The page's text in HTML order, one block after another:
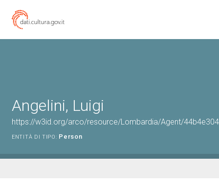
Angelini, Luigi
https://w3id.org/arco/resource/Lombardia/Agent/
ENTITÀ DI TIPO: Person